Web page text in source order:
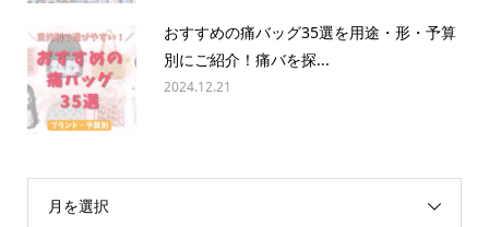
おすすめの痛バッグ35選を用途・形・予算
別にご紹介！痛バを探...
2024.12.21
月を選択